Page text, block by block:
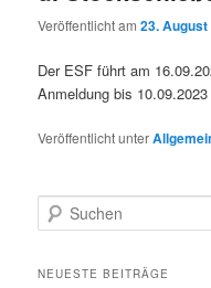
Veröffentlicht am23. August
Der ESF führt am
Anmeldung bis
Veröffentlicht unter
u
h
NEUESTE BEITRÄGE